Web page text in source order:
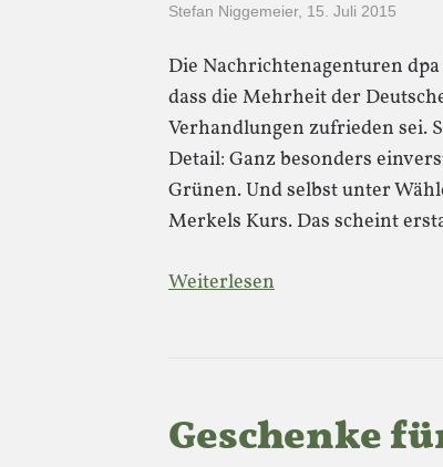
Stefan Niggemeier, 15. Juli 2015
Die Nachrichtenagenturen
dass die Mehrheit der
Verhandlungen zufrieden sei.
Detail: Ganz besonders
Grünen. Und selbst unter
Merkels Kurs. Das scheint
Weiterlesen
Geschenke